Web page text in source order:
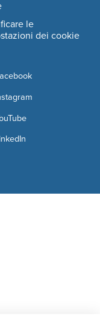
le
dei cookie